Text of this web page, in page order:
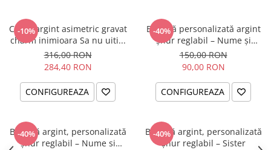
-10%
Colier argint asimetric gravat
charm inimioara Sa nu uiti...
316,00 RON
284,40 RON
CONFIGUREAZA
-40%
Brățară personalizată argint
șnur reglabil – Nume și
Simbol Bebeluș
150,00 RON
90,00 RON
CONFIGUREAZA
-40%
Brățară argint, personalizată
șnur reglabil – Nume si
-40%
Brățară argint, personalizată
șnur reglabil – Sister